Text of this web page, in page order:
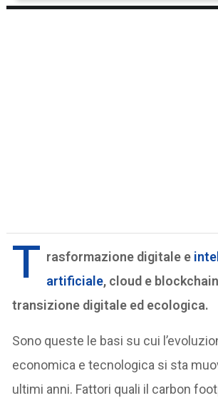
T rasformazione digitale e
artificiale, cloud e
transizione digitale ed ecologica.
Sono queste le basi su cui
economica e tecnologica si sta
ultimi anni. Fattori quali il carbon